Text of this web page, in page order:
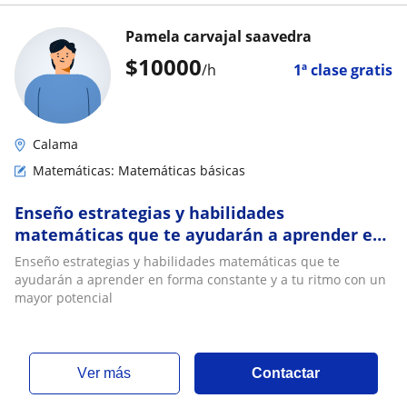
$10000/h 1ª clase gratis
Pamela carvajal saavedra
Calama
Matemáticas: Matemáticas básicas
Enseño estrategias y habilidades
matemáticas que te ayudarán a aprender en
forma constante y a tu ritmo con un mayor
potencial
Enseño estrategias y habilidades matemáticas que te
ayudarán a aprender en forma constante y a tu ritmo con un
mayor potencial
ver más Contactar